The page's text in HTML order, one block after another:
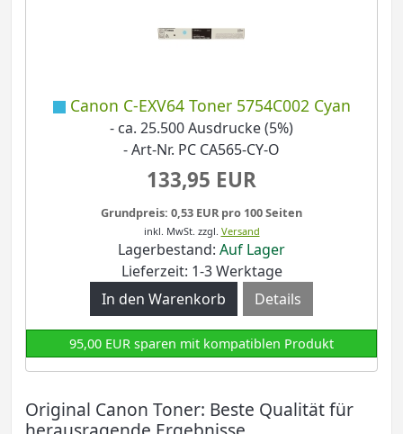
Canon C-EXV64 Toner 5754C002 Cyan
- ca. 25.500 Ausdrucke (5%)
- Art-Nr. PC CA565-CY-O
133,95 EUR
Grundpreis: 0,53 EUR pro 100 Seiten
inkl. MwSt. zzgl. Versand
Lagerbestand: Auf Lager
Lieferzeit: 1-3 Werktage
Details
95,00 EUR sparen mit kompatiblen Produkt
Original Canon Toner: Beste Qualität für